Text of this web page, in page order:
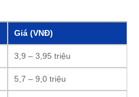
Giá (VNĐ)
3,9 – 3,95 triệu
5,7 – 9,0 triệu